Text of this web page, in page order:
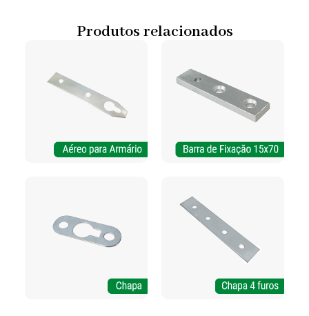
Produtos relacionados